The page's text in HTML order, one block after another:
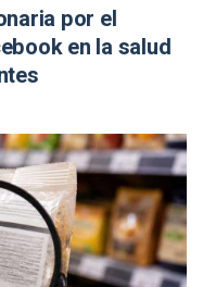
por el
en la salud